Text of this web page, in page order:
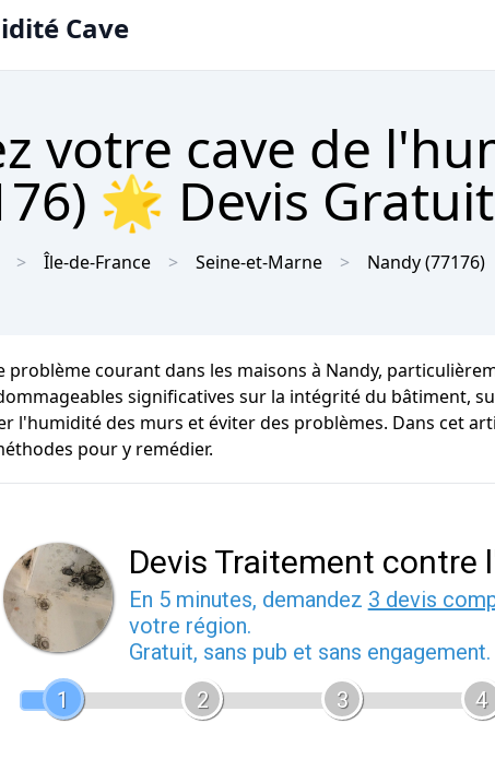
Cave
votre cave de
🌟 Devis
Île-de-France Seine-et-Marne Nandy(77176)
courant dans les maisons à Nandy,
significatives sur la intégrité du bâtiment,
l'humidité des murs et éviter des problèmes. Dans cet
pour y remédier.
Devis Traitement contre
En 5 minutes, demandez 3 devis
votre région.
Gratuit, sans pub et sans engagement.
1
2 3 4